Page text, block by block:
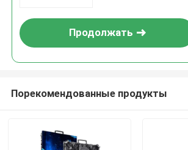
Продолжать
Порекомендованные продукты